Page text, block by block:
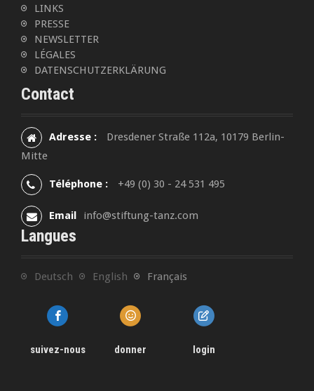
LINKS
PRESSE
NEWSLETTER
LÉGALES
DATENSCHUTZERKLÄRUNG
Contact
Adresse :
Dresdener Straße 112a, 10179 Berlin-
Mitte
Téléphone : +49 (0) 30 - 24 531 495
Email info@stiftung-tanz.com
Langues
Deutsch English Français
suivez-nous donner login